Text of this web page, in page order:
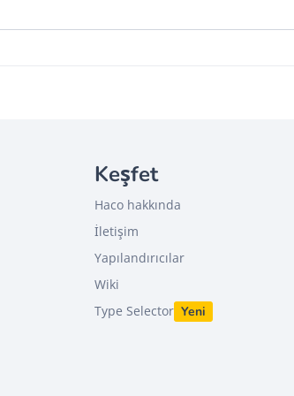
Keşfet
Haco hakkında
İletişim
Yapılandırıcılar
Wiki
Type Selector Yeni